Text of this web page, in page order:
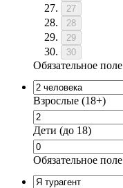
27
28
29
30
Обязательное поле
Взрослые (18+)
Дети (до 18)
Обязательное поле